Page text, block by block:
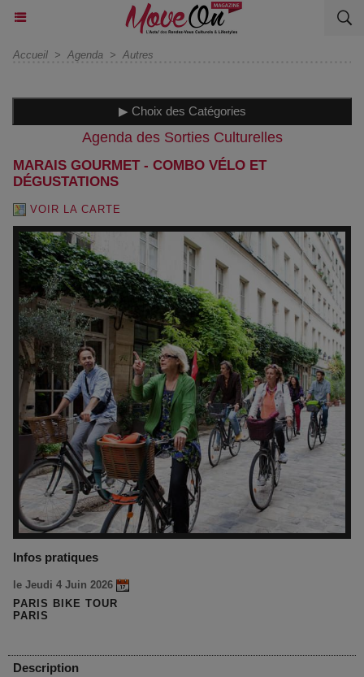
Accueil > Agenda > Autres
▶ Choix des Catégories
Agenda des Sorties Culturelles
MARAIS GOURMET - COMBO VÉLO ET
DÉGUSTATIONS
VOIR LA CARTE
Infos pratiques
le Jeudi 4 Juin 2026
PARIS BIKE TOUR
PARIS
Description